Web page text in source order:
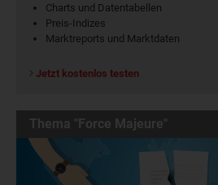
Charts und Datentabellen
Preis-Indizes
Marktreports und Marktdaten
Jetzt kostenlos testen
Thema "Force Majeure"